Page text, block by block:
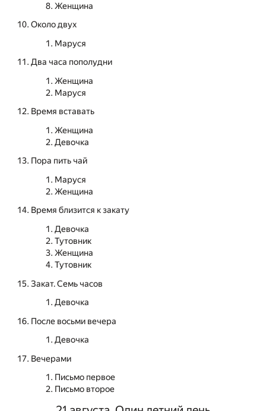
Женщина
Около двух
Маруся
Два часа пополудни
Женщина
Маруся
Время вставать
Женщина
Девочка
Пора пить чай
Маруся
Женщина
Время близится к закату
Девочка
Тутовник
Женщина
Тутовник
Закат. Семь часов
Девочка
После восьми вечера
Девочка
Вечерами
Письмо первое
Письмо второе